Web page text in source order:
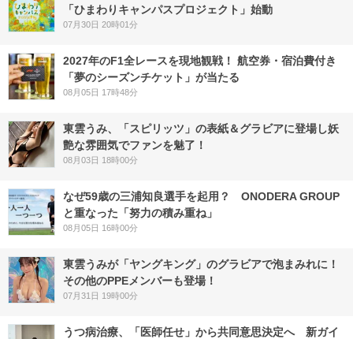
「ひまわりキャンパスプロジェクト」始動
07月30日 20時01分
2027年のF1全レースを現地観戦！ 航空券・宿泊費付き
「夢のシーズンチケット」が当たる
08月05日 17時48分
東雲うみ、「スピリッツ」の表紙＆グラビアに登場し妖
艶な雰囲気でファンを魅了！
08月03日 18時00分
なぜ59歳の三浦知良選手を起用？ ONODERA GROUP
と重なった「努力の積み重ね」
08月05日 16時00分
東雲うみが「ヤングキング」のグラビアで泡まみれに！
その他のPPEメンバーも登場！
07月31日 19時00分
うつ病治療、「医師任せ」から共同意思決定へ 新ガイ